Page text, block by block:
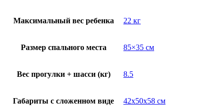
Максимальный вес ребенка 22 кг
Размер спального места 85×35 см
Вес прогулки + шасси (кг) 8.5
Габариты с сложенном виде 42x50x58 см